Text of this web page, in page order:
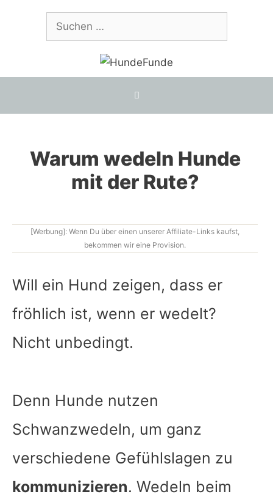
Suchen
nach:
Warum wedeln Hunde
mit der Rute?
[Werbung]: Wenn Du über einen unserer Affiliate-Links kaufst,
bekommen wir eine Provision.
Will ein Hund zeigen, dass er
fröhlich ist, wenn er wedelt?
Nicht unbedingt.
Denn Hunde nutzen
Schwanzwedeln, um ganz
verschiedene Gefühlslagen zu
kommunizieren. Wedeln beim